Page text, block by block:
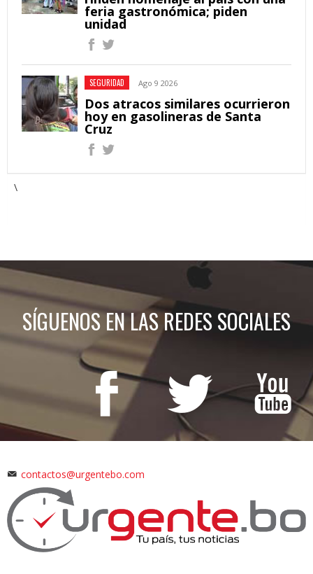
feria gastronómica; piden
unidad
SEGURIDAD Ago 9 2026
Dos atracos similares ocurrieron
hoy en gasolineras de Santa
Cruz
\
SÍGUENOS EN LAS REDES SOCIALES
contactos@urgentebo.com